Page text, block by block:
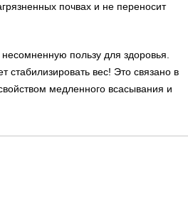
почвах и не переносит
пользу для здоровья.
вес! Это связано в
медленного всасывания и